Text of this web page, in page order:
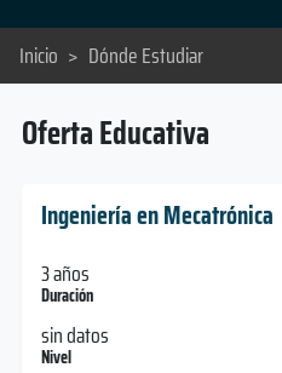
Inicio > Dónde Estudiar
Oferta Educativa
Ingeniería en Mecatrónica
3 años
Duración
sin datos
Nivel